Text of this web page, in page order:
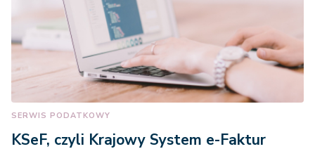
SERWIS PODATKOWY
KSeF, czyli Krajowy System e-Faktur